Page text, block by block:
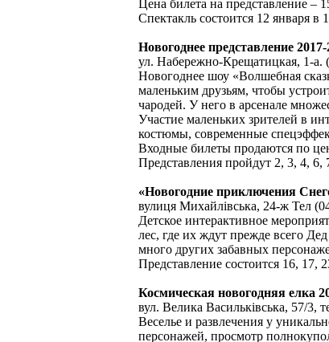
Цена билета на представление –
Спектакль состоится 12 января в
Новогоднее представление
ул. Набережно-Крещатицкая, 1-а.
Новогоднее шоу «Волшебная
маленьким друзьям, чтобы
чародей. У него в арсенале
Участие маленьких зрителей в
костюмы, современные
Входные билеты продаются по
Представления пройдут 2, 3, 4, 6,
«Новогодние приключения
вулиця Михайлівська, 24-ж Тел
Детское интерактивное
лес, где их ждут прежде всего
много других забавных
Представление состоится 16, 17,
Космическая новогодняя елка
вул. Велика Васильківська, 57/3,
Веселье и развлечения у
персонажей, просмотр